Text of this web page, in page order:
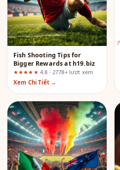
Fish Shooting Tips for
Bigger Rewards at h19.biz
★★★★★ 4.8 · 2778+ lượt xem
Xem Chi Tiết →